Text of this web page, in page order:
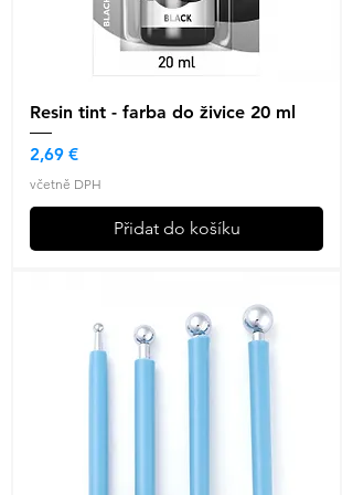
Resin tint - farba do živice 20 ml
Cena
2,69 €
včetně DPH
Přidat do košíku